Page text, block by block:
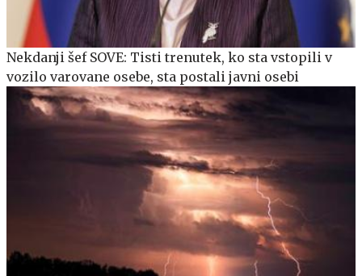
Nekdanji šef SOVE: Tisti trenutek, ko sta vstopili v
vozilo varovane osebe, sta postali javni osebi